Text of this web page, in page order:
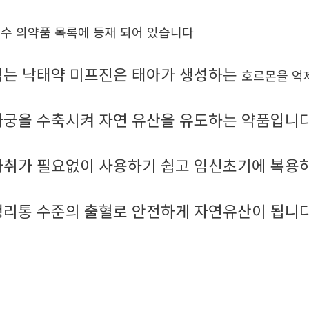
의약품 목록에 등재 되어 있습니다
낙태약 미프진은 태아가 생성하는 호르몬을 억
을 수축시켜 자연 유산을 유도하는 약품입니
가 필요없이 사용하기 쉽고 임신초기에 복용
통 수준의 출혈로 안전하게 자연유산이 됩니